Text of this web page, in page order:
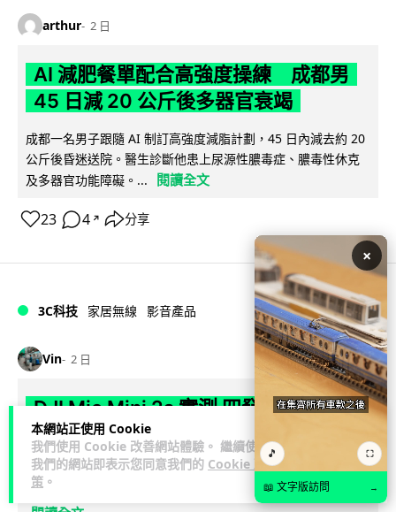
本網站正使用 Cookie
我們使用 Cookie 改善網站體驗。 繼續使用
我們的網站即表示您同意我們的 Cookie 政
策 。
arthur 2 日
AI 減肥餐單配合高強度操練 成都男
45 日減 20 公斤後多器官衰竭
成都一名男子跟隨 AI 制訂高強度減脂計劃，45 日內減去約 20
公斤後昏迷送院。醫生診斷他患上尿源性膿毒症、膿毒性休克
及多器官功能障礙。...
閱讀全文
23 4 ↗ 分享
3C科技 家居無線 影音產品
Vin 2 日
DJI Mic Mini 2s 實測 四發一收同步獨
立錄音 32-bit 防爆咪拍片必備
DJI 最新推出的 Mic Mini 2s 無線咪支援「四發一收」分軌錄
音，並首度下放 32-bit Float 浮點內錄功能。本文經實測其...
×
🎵 ⛶
📖 文字版訪問 →